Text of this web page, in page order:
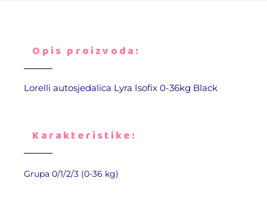
Opis proizvoda:
Lorelli autosjedalica Lyra Isofix 0-36kg Black
Karakteristike:
Grupa 0/1/2/3 (0-36 kg)